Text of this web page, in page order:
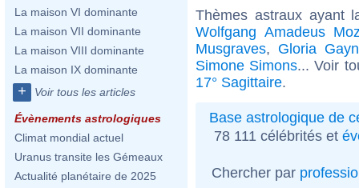
La maison VI dominante
La maison VII dominante
La maison VIII dominante
La maison IX dominante
+ Voir tous les articles
Évènements astrologiques
Climat mondial actuel
Uranus transite les Gémeaux
Actualité planétaire de 2025
Thèmes astraux ayant
Wolfgang Amadeus
Musgraves, Gloria
Simone Simons... Voir
17° Sagittaire.
Base astrologique de
78 111 célébrités et
Chercher par